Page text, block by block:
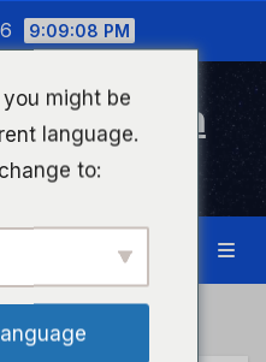
9:09:08 PM
Kreuznach
Kreuznach
might be
language.
to: